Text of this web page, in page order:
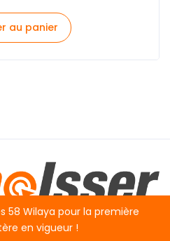
au panier
58 Wilaya pour la première
en vigueur !